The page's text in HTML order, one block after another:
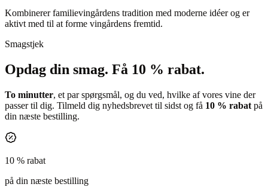
Kombinerer familievingårdens tradition med moderne idéer og er
aktivt med til at forme vingårdens fremtid.
Smagstjek
Opdag din smag. Få 10 % rabat.
To minutter, et par spørgsmål, og du ved, hvilke af vores vine der
passer til dig. Tilmeld dig nyhedsbrevet til sidst og få 10 % rabat på
din næste bestilling.
10 % rabat
på din næste bestilling